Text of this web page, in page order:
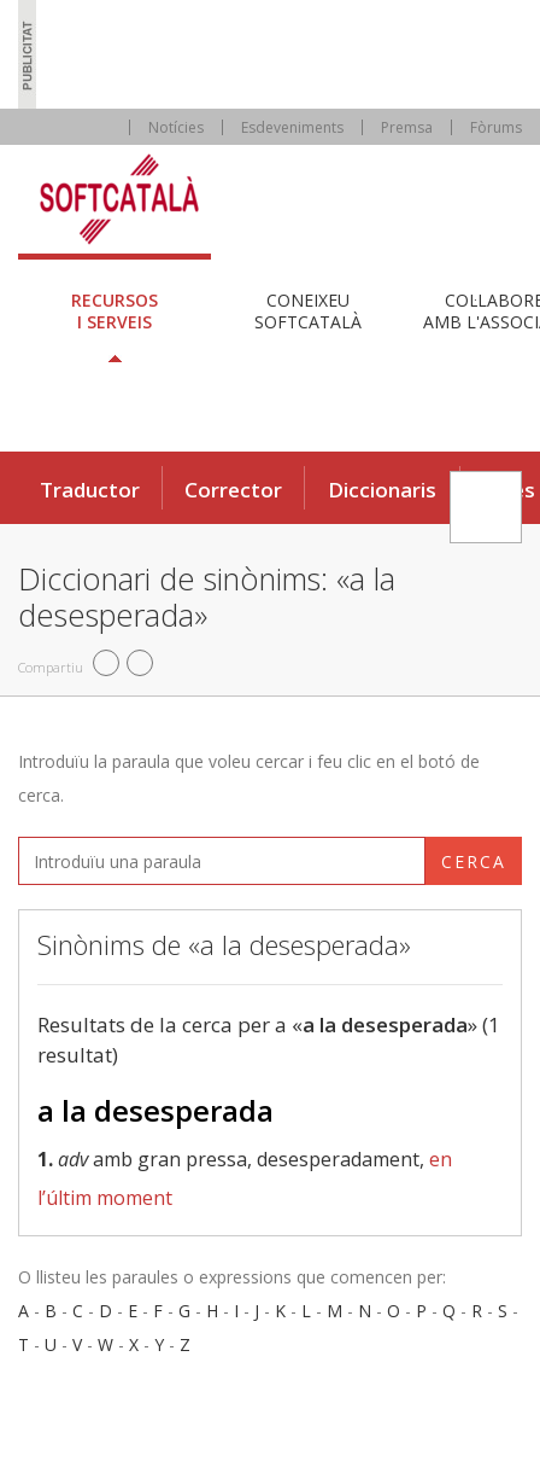
Notícies Esdeveniments Premsa Fòrums
RECURSOS
I SERVEIS
CONEIXEU
SOFTCATALÀ
AMB
Traductor Corrector Diccionaris Eines
Diccionari de sinònims: «a la
desesperada»
Compartiu
Introduïu la paraula que voleu cercar i feu clic en el botó de
cerca.
CERCA
Sinònims de «a la desesperada»
Resultats de la cerca per a «a la desesperada» (1
resultat)
a la desesperada
1.advamb gran pressa, desesperadament, en
l’últim moment
O llisteu les paraules o expressions que comencen per:
A - B - C - D - E - F - G - H - I - J - K - L - M - N - O - P - Q - R - S -
T - U - V- W - X - Y - Z